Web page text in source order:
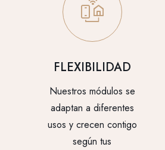
FLEXIBILIDAD
Nuestros módulos se
adaptan a diferentes
usos y crecen contigo
según tus